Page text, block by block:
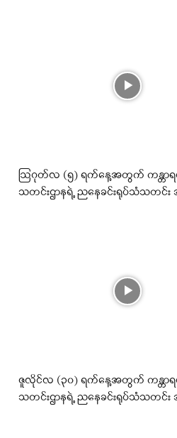
ဩဂုတ်လ (၅) ရက်နေ့အတွက် ကန္တာရ
သတင်းဌာနရဲ့ ညနေခင်းရုပ်သံသတင်း
ဇူလိုင်လ (၃၀) ရက်နေ့အတွက် ကန္တာ
သတင်းဌာနရဲ့ ညနေခင်းရုပ်သံသတင်း